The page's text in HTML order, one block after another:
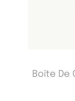
Boîte De